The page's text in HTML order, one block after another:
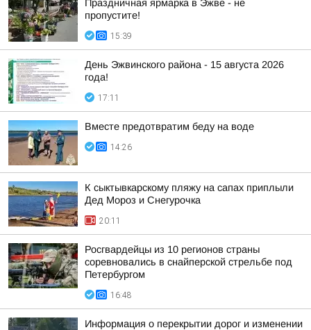
Праздничная ярмарка в Эжве - не
пропустите!
15:39
День Эжвинского района - 15 августа 2026
года!
17:11
Вместе предотвратим беду на воде
14:26
К сыктывкарскому пляжу на сапах приплыли
Дед Мороз и Снегурочка
20:11
Росгвардейцы из 10 регионов страны
соревновались в снайперской стрельбе под
Петербургом
16:48
Информация о перекрытии дорог и изменении